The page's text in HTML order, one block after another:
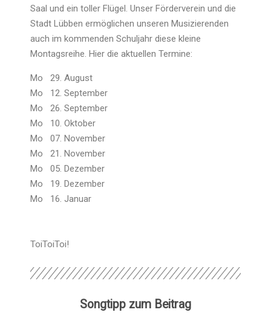
Saal und ein toller Flügel. Unser Förderverein und die
Stadt Lübben ermöglichen unseren Musizierenden
auch im kommenden Schuljahr diese kleine
Montagsreihe. Hier die aktuellen Termine:
Mo 29. August
Mo 12. September
Mo 26. September
Mo 10. Oktober
Mo 07. November
Mo 21. November
Mo 05. Dezember
Mo 19. Dezember
Mo 16. Januar
ToiToiToi!
Songtipp zum Beitrag